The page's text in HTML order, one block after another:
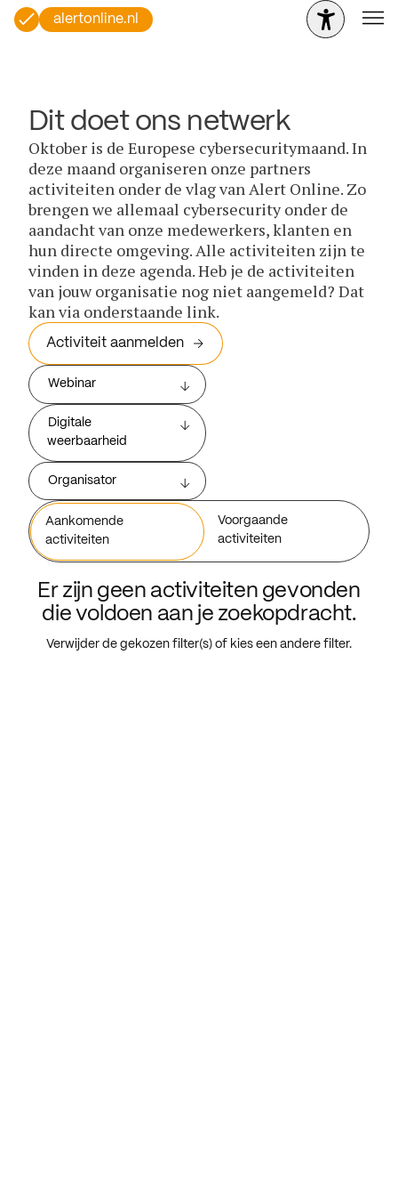
alertonline.nl
Dit doet ons netwerk
Oktober is de Europese cybersecuritymaand. In
deze maand organiseren onze partners
activiteiten onder de vlag van Alert Online. Zo
brengen we allemaal cybersecurity onder de
aandacht van onze medewerkers, klanten en
hun directe omgeving. Alle activiteiten zijn te
vinden in deze agenda. Heb je de activiteiten
van jouw organisatie nog niet aangemeld? Dat
kan via onderstaande link.
Activiteit aanmelden
Webinar
Digitale
weerbaarheid
Organisator
Aankomende
activiteiten
Voorgaande
activiteiten
Er zijn geen activiteiten gevonden
die voldoen aan je zoekopdracht.
Verwijder de gekozen filter(s) of kies een andere filter.